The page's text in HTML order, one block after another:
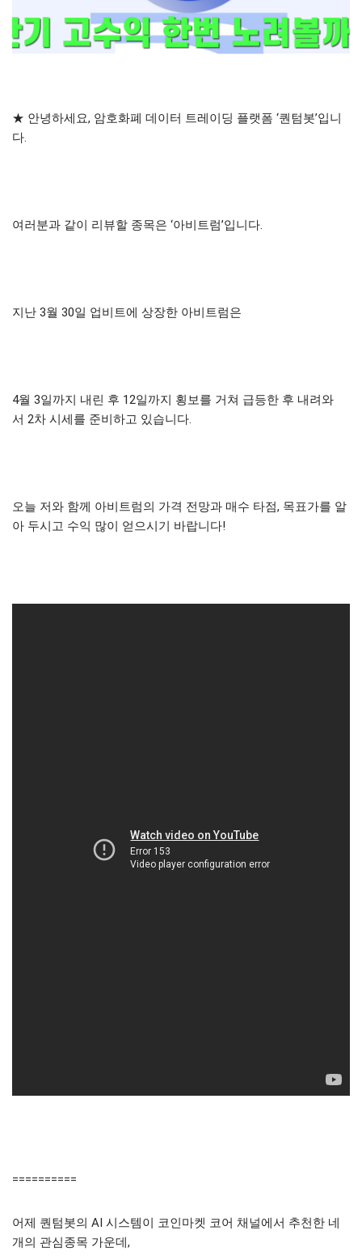
★ 안녕하세요, 암호화폐 데이터 트레이딩 플랫폼 ‘퀀텀봇’입니
다.
여러분과 같이 리뷰할 종목은 ‘아비트럼’입니다.
지난 3월 30일 업비트에 상장한 아비트럼은
4월 3일까지 내린 후 12일까지 횡보를 거쳐 급등한 후 내려와
서 2차 시세를 준비하고 있습니다.
오늘 저와 함께 아비트럼의 가격 전망과 매수 타점, 목표가를 알
아 두시고 수익 많이 얻으시기 바랍니다!
==========
어제 퀀텀봇의 AI 시스템이 코인마켓 코어 채널에서 추천한 네
개의 관심종목 가운데,